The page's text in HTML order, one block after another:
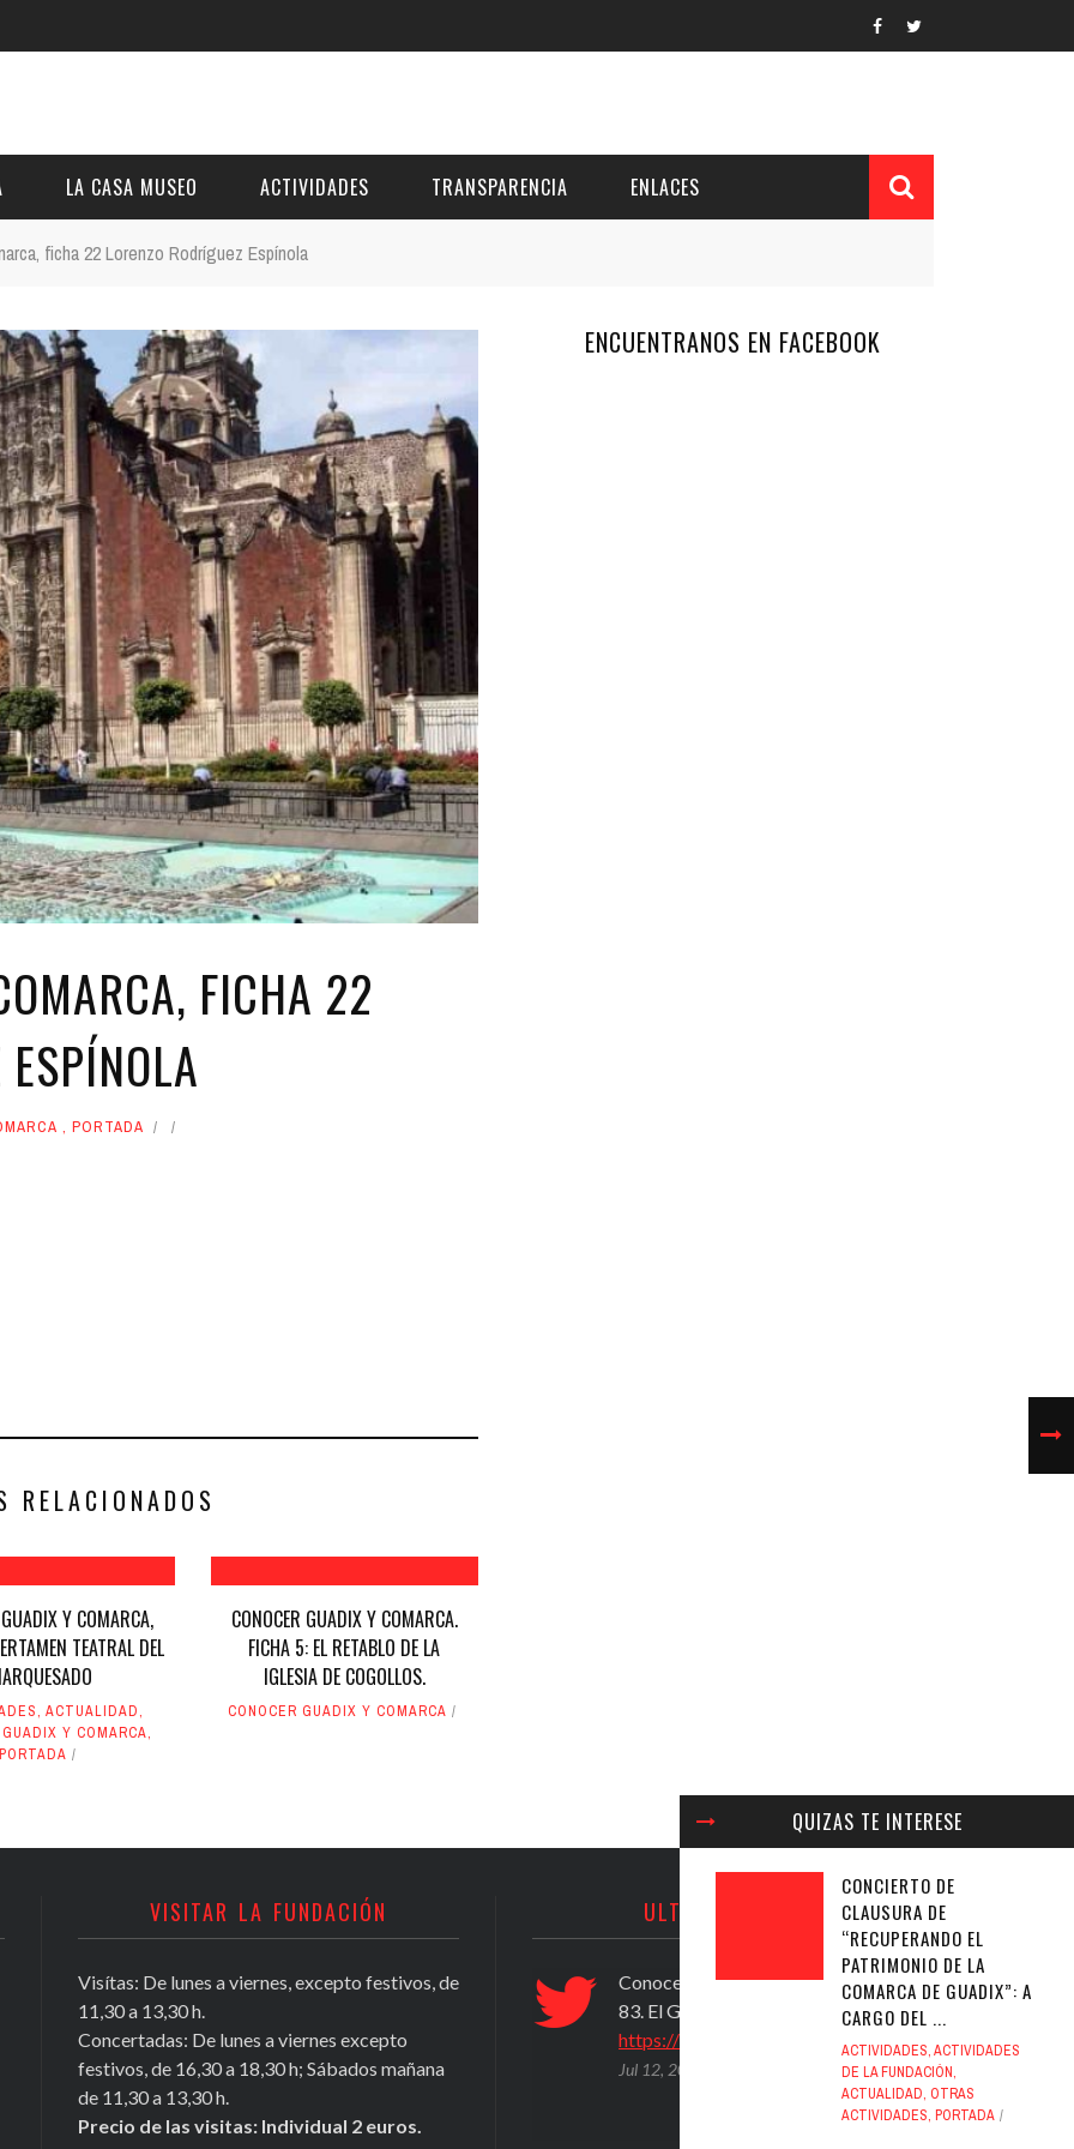
LA CASA MUSEO
VIDEOS
GALERÍA
FOTOMONTAJES
ACTIVIDADES
OTRAS ACTIVIDADES DE ÁMBITO COMARCAL Y PROVINCIAL
TRANSPARENCIA
REUNIONES Y ACUERDOS DEL PATRONATO
OTRA INFORMACIÓN DE INTERÉS
ENLACES
ficha 22 Lorenzo Rodríguez Espínola
FICHA 22
, PORTADA
RELACIONADOS
Y COMARCA,
TEATRAL DEL
, ACTUALIDAD,
Y COMARCA,
PORTADA
CONOCER GUADIX Y COMARCA.
FICHA 5: EL RETABLO DE LA
IGLESIA DE COGOLLOS.
CONOCER GUADIX Y COMARCA
QUIZAS TE INTERESE
CONCIERTO DE
CLAUSURA DE
“RECUPERANDO EL
PATRIMONIO DE LA
COMARCA DE GUADIX”: A
CARGO DEL ...
ACTIVIDADES,ACTIVIDADES
DE LA FUNDACIÓN,
ACTUALIDAD, OTRAS
ACTIVIDADES, PORTADA
ENCUENTRANOS EN FACEBOOK
VISITAR LA FUNDACIÓN
Visítas: De lunes a viernes, excepto festivos, de
11,30 a 13,30 h.
Concertadas: De lunes a viernes excepto
festivos, de 16,30 a 18,30 h; Sábados mañana
de 11,30 a 13,30 h.
Precio de las visitas: Individual 2 euros.
ULTIMOS TWEETS
Conocer Guadix y comarca, ficha nº
investigador exiliado
https://t.co/Tx2b2DL4i3
May 16, 2020
Conocer Guadix y comarca, ficha nº
83. El Geoparque de Granada
https://t.co/ad6594yfVv
Jul 12, 2020